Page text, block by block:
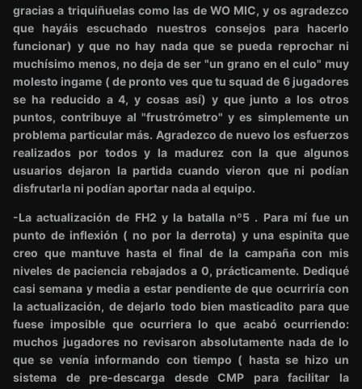
gracias a triquiñuelas como las de WO MIC, y os agradezco
que hayáis escuchado nuestros consejos para hacerlo
funcionar) y que no hay nada que se pueda reprochar ni
muchísimo menos, no deja de ser "un grano en el culo" muy
molesto ingame ( de pronto ves que tu squad de 6 jugadores
se ha reducido a 4, y cosas así) y que junto a los otros
puntos, contribuye al "frustrómetro" y es simplemente un
problema particular más. Agradezco de nuevo los esfuerzos
realizados por todos y la madurez con la que algunos
usuarios dejaron la partida cuando vieron que ni podían
disfrutarla ni podían aportar nada al equipo.
-La actualización de FH2 y la batalla nº5 . Para mí fue un
punto de inflexión ( no por la derrota) y una espinita que
creo que mantuve hasta el final de la campaña con mis
niveles de paciencia rebajados a 0, prácticamente. Dediqué
casi semana y media a estar pendiente de que ocurriría con
la actualización, de dejarlo todo bien masticadito para que
fuese imposible que ocurriera lo que acabó ocurriendo:
muchos jugadores no revisaron absolutamente nada de lo
que se venía informando con tiempo ( hasta se hizo un
sistema de pre-descarga desde CMP para facilitar la